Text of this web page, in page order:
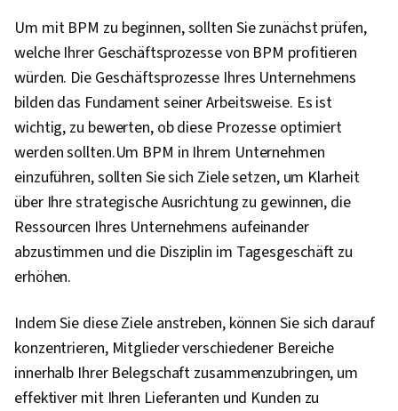
Um mit BPM zu beginnen, sollten Sie zunächst prüfen,
welche Ihrer Geschäftsprozesse von BPM profitieren
würden. Die Geschäftsprozesse Ihres Unternehmens
bilden das Fundament seiner Arbeitsweise. Es ist
wichtig, zu bewerten, ob diese Prozesse optimiert
werden sollten.Um BPM in Ihrem Unternehmen
einzuführen, sollten Sie sich Ziele setzen, um Klarheit
über Ihre strategische Ausrichtung zu gewinnen, die
Ressourcen Ihres Unternehmens aufeinander
abzustimmen und die Disziplin im Tagesgeschäft zu
erhöhen.
Indem Sie diese Ziele anstreben, können Sie sich darauf
konzentrieren, Mitglieder verschiedener Bereiche
innerhalb Ihrer Belegschaft zusammenzubringen, um
effektiver mit Ihren Lieferanten und Kunden zu